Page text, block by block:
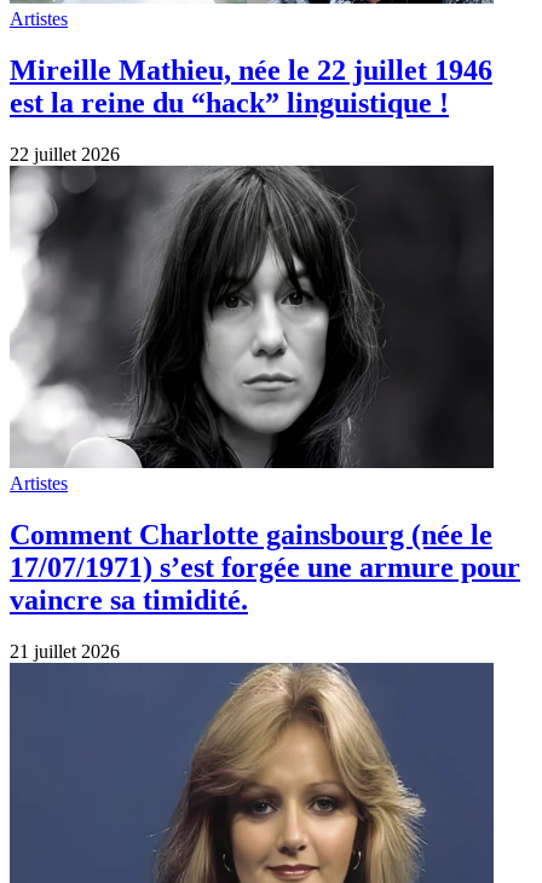
Artistes
Mireille Mathieu, née le 22 juillet 1946
est la reine du “hack” linguistique !
22 juillet 2026
Artistes
Comment Charlotte gainsbourg (née le
17/07/1971) s’est forgée une armure pour
vaincre sa timidité.
21 juillet 2026